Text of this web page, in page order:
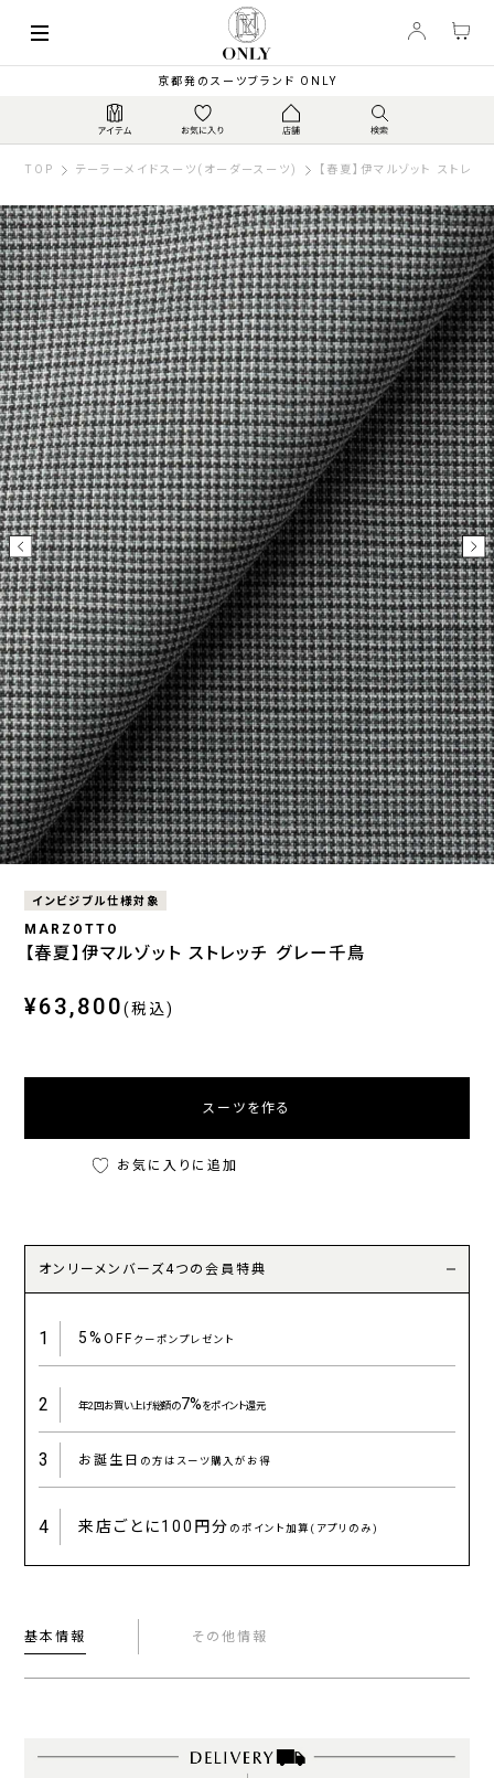
京都発のスーツブランド ONLY
TOP テーラーメイドスーツ(オーダースーツ) 【春夏】伊マルゾット ストレ
インビジブル仕様対象
MARZOTTO
【春夏】伊マルゾット ストレッチ グレー千鳥
¥63,800(税込)
スーツを作る
お気に入りに追加
オンリーメンバーズ4つの会員特典
1 5%OFFクーポンプレゼント
2 年2回お買い上げ総額の7%をポイント還元
3 お誕生日 の方はスーツ購入がお得
4 来店ごとに100円分 のポイント加算(アプリのみ)
基本情報 その他情報